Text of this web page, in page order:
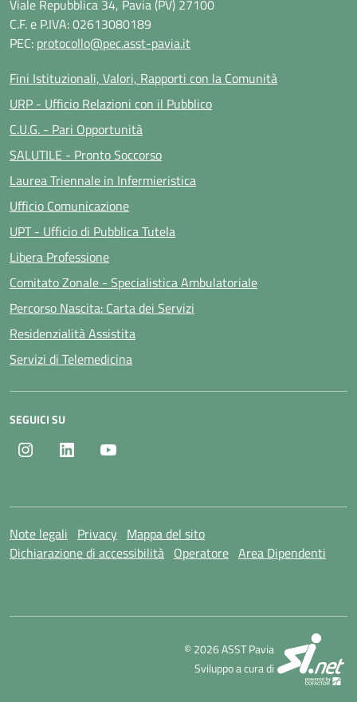
Viale Repubblica 34, Pavia (PV) 27100
C.F. e P.IVA: 02613080189
PEC: protocollo@pec.asst-pavia.it
Fini Istituzionali, Valori, Rapporti con la Comunità
URP - Ufficio Relazioni con il Pubblico
C.U.G. - Pari Opportunità
SALUTILE - Pronto Soccorso
Laurea Triennale in Infermieristica
Ufficio Comunicazione
UPT - Ufficio di Pubblica Tutela
Libera Professione
Comitato Zonale - Specialistica Ambulatoriale
Percorso Nascita: Carta dei Servizi
Residenzialità Assistita
Servizi di Telemedicina
SEGUICI SU
Instagram LinkedIn
Note legali Privacy Mappa del sito
Dichiarazione di accessibilità Operatore Area Dipendenti
© 2026 ASST Pavia
Sviluppo a cura di